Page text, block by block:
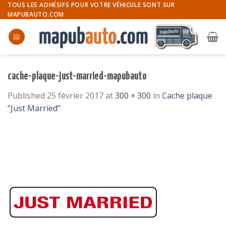
Skip
to
content
TOUS LES ADHÉSIFS POUR VOTRE VÉHICULE SONT SUR
MAPUBAUTO.COM
cache-plaque-just-married-mapubauto
Published 25 février 2017at300 × 300 in Cache plaque
“Just Married”